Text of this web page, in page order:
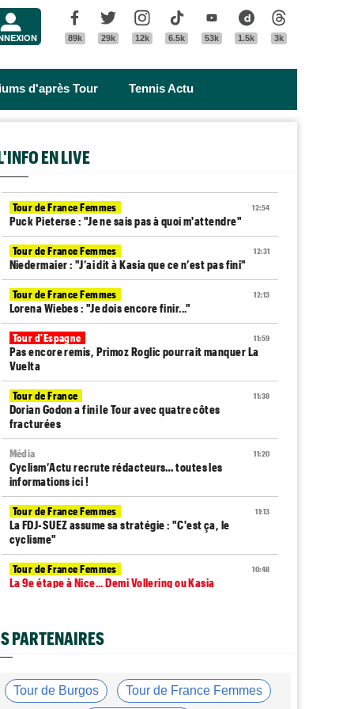
Facebook
89k
Twitter
29k
Instagram
12k
Tik Tok
6.5k
Youtube
53k
Dailymotion
1.5k 3k
d'après Tour Tennis Actu
EN LIVE
12:54
Tour de France Femmes
Puck Pieterse : "Je ne sais pas à quoi m'attendre"
12:31
Tour de France Femmes
Niedermaier : "J’ai dit à Kasia que ce n’est pas fini"
12:13
Tour de France Femmes
Lorena Wiebes : "Je dois encore finir..."
11:59
Tour d'Espagne
Pas encore remis, Primoz Roglic pourrait manquer La
Vuelta
11:38
Tour de France
Dorian Godon a fini le Tour avec quatre côtes
fracturées
11:20
Média
Cyclism’Actu recrute rédacteurs… toutes les
informations ici !
11:13
Tour de France Femmes
La FDJ-SUEZ assume sa stratégie : "C'est ça, le
cyclisme"
10:48
Tour de France Femmes
La 9e étape à Nice... Demi Vollering ou Kasia
L'abonnement à Cyclism'Actu sans pub ni pop up :
9,99€ pour 1 an
10:19
Tour de France Femmes
Lilan Calmejane : "Ferrand-Prévot raconte des
PARTENAIRES
Tour de Burgos Tour de France Femmes